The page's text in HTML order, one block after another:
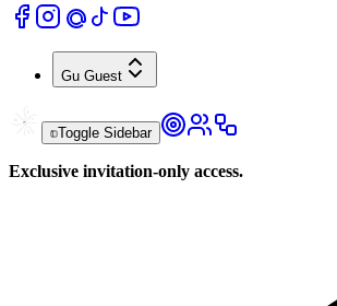
Gu Guest
Toggle Sidebar
Exclusive invitation-only access.